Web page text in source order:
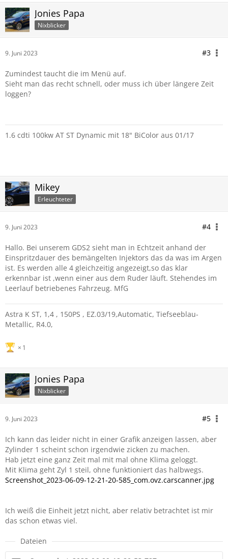
Jonies Papa
Nixblicker
9. Juni 2023 #3
Zumindest taucht die im Menü auf.
Sieht man das recht schnell, oder muss ich über längere Zeit
loggen?
1.6 cdti 100kw AT ST Dynamic mit 18" BiColor aus 01/17
Mikey
Erleuchteter
9. Juni 2023 #4
Hallo. Bei unserem GDS2 sieht man in Echtzeit anhand der
Einspritzdauer des bemängelten Injektors das da was im Argen
ist. Es werden alle 4 gleichzeitig angezeigt,so das klar
erkennbar ist ,wenn einer aus dem Ruder läuft. Stehendes im
Leerlauf betriebenes Fahrzeug. MfG
Astra K ST, 1,4 , 150PS , EZ.03/19,Automatic, Tiefseeblau-
Metallic, R4.0,
1
Jonies Papa
Nixblicker
9. Juni 2023 #5
Ich kann das leider nicht in einer Grafik anzeigen lassen, aber
Zylinder 1 scheint schon irgendwie zicken zu machen.
Hab jetzt eine ganz Zeit mal mit mal ohne Klima geloggt.
Mit Klima geht Zyl 1 steil, ohne funktioniert das halbwegs.
Screenshot_2023-06-09-12-21-20-585_com.ovz.carscanner.jpg
Ich weiß die Einheit jetzt nicht, aber relativ betrachtet ist mir
das schon etwas viel.
Dateien